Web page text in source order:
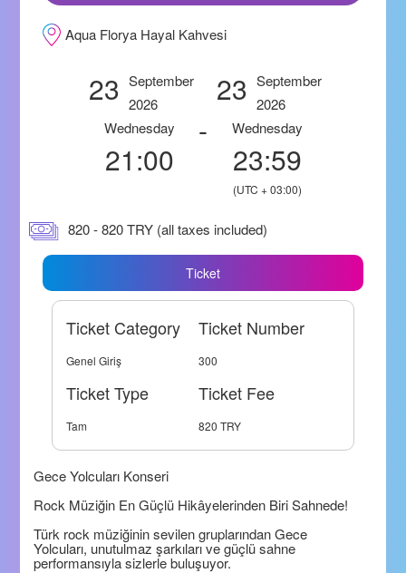
Aqua Florya Hayal Kahvesi
23 September
2026
Wednesday
21:00
-
23 September
2026
Wednesday
23:59
(UTC + 03:00)
820 - 820 TRY (all taxes included)
Ticket
Ticket Category Ticket Number
Genel Giriş 300
Ticket Type Ticket Fee
Tam 820 TRY
Gece Yolcuları Konseri
Rock Müziğin En Güçlü Hikâyelerinden Biri Sahnede!
Türk rock müziğinin sevilen gruplarından Gece
Yolcuları, unutulmaz şarkıları ve güçlü sahne
performansıyla sizlerle buluşuyor.